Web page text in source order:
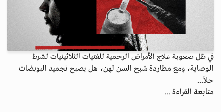
في ظل صعوبة علاج الأمراض الرحمية للفتيات الثلاثينيات لشرط
الوصاية، ومع مطاردة شبح السن لهن، هل يصبح تجميد البويضات
حلاً...
متابعة القراءة ...